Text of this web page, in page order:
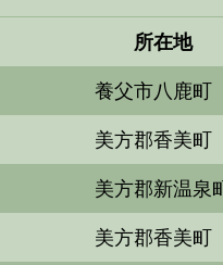
所在地
養父市八鹿町
美方郡香美町
美方郡新温泉
美方郡香美町